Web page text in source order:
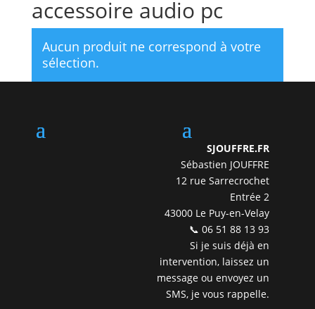
accessoire audio pc
Aucun produit ne correspond à votre
sélection.
SJOUFFRE.FR
Sébastien JOUFFRE
12 rue Sarrecrochet
Entrée 2
43000 Le Puy-en-Velay
📞 06 51 88 13 93
Si je suis déjà en
intervention, laissez un
message ou envoyez un
SMS, je vous rappelle.